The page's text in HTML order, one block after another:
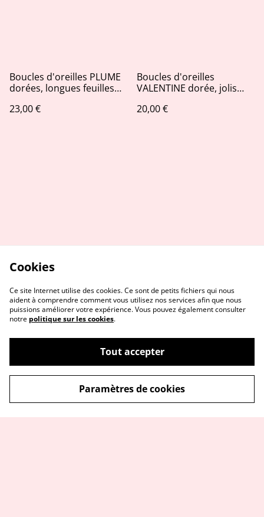
Boucles d'oreilles PLUME
dorées, longues feuilles
dentelle, bijou upcycling
23,00 €
Boucles d'oreilles
VALENTINE dorée, jolis
bijou upcycling
20,00 €
Me contacter
Service réparation
Cookies
Ce site Internet utilise des cookies. Ce sont de petits fichiers qui nous
aident à comprendre comment vous utilisez nos services afin que nous
puissions améliorer votre expérience. Vous pouvez également consulter
notre politique sur les cookies.
Tout accepter
Paramètres de cookies